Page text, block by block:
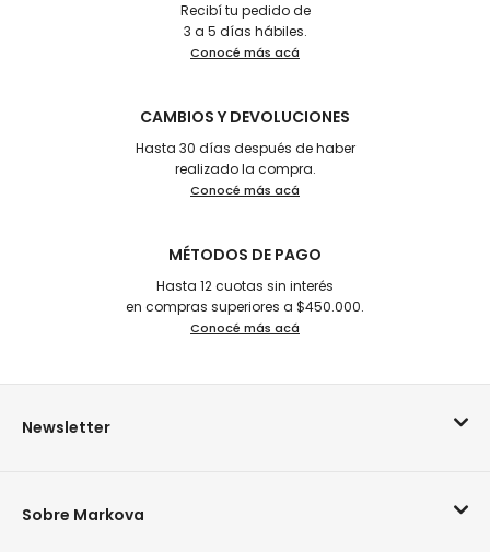
Recibí tu pedido de
3 a 5 días hábiles.
Conocé más acá
CAMBIOS Y DEVOLUCIONES
Hasta 30 días después de haber
realizado la compra.
Conocé más acá
MÉTODOS DE PAGO
Hasta 12 cuotas sin interés
en compras superiores a $450.000.
Conocé más acá
Newsletter
Sobre Markova